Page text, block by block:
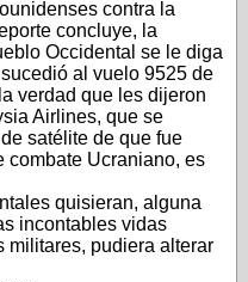
contra la
concluye, la
Occidental se le diga
al vuelo 9525 de
verdad que les dijeron
Airlines, que se
satélite de que fue
combate Ucraniano, es
quisieran, alguna
incontables vidas
militares, pudiera alterar